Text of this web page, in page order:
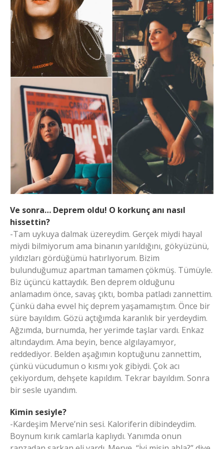
Ve sonra… Deprem oldu! O korkunç anı nasıl
hissettin?
-Tam uykuya dalmak üzereydim. Gerçek miydi hayal
miydi bilmiyorum ama binanın yarıldığını, gökyüzünü,
yıldızları gördüğümü hatırlıyorum. Bizim
bulunduğumuz apartman tamamen çökmüş. Tümüyle.
Biz üçüncü kattaydık. Ben deprem olduğunu
anlamadım önce, savaş çıktı, bomba patladı zannettim.
Çünkü daha evvel hiç deprem yaşamamıştım. Önce bir
süre bayıldım. Gözü açtığımda karanlık bir yerdeydim.
Ağzımda, burnumda, her yerimde taşlar vardı. Enkaz
altındaydım. Ama beyin, bence algılayamıyor,
reddediyor. Belden aşağımın koptuğunu zannettim,
çünkü vücudumun o kısmı yok gibiydi. Çok acı
çekiyordum, dehşete kapıldım. Tekrar bayıldım. Sonra
bir sesle uyandım.
Kimin sesiyle?
-Kardeşim Merve’nin sesi. Kaloriferin dibindeydim.
Boynum kırık camlarla kaplıydı. Yanımda onun